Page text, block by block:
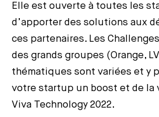
Elle est ouverte à toutes les
d’apporter des solutions aux
ces partenaires. Les
des grands groupes (Orange,
thématiques sont variées et y
votre startup un boost et de la
Viva Technology 2022.